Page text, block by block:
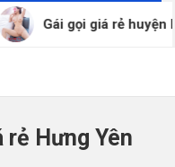
Gái gọi giá rẻ huyện Bình
rẻ Hưng Yên